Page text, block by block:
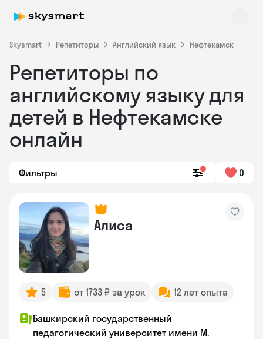
Skysmart Репетиторы Английский язык Нефтекамск
Репетиторы по
английскому языку для
детей в Нефтекамске
онлайн
Фильтры 0
Алиса
5 от 1733 ₽ за урок 12 лет опыта
Башкирский государственный
педагогический университет имени М.